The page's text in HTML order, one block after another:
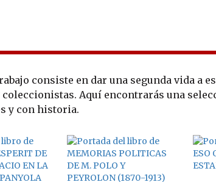
consiste en dar una segunda vida a
Aquí encontrarás una
y con historia.